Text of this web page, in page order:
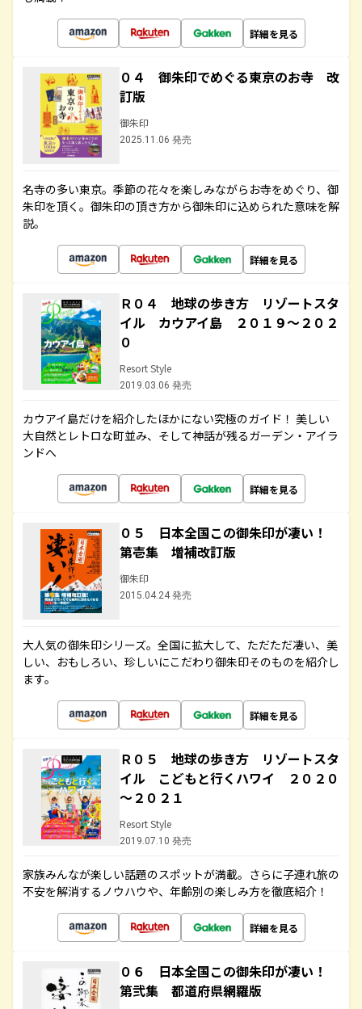
詳細を見る
０４ 御朱印でめぐる東京のお寺 改
訂版
御朱印
2025.11.06 発売
名寺の多い東京。季節の花々を楽しみながらお寺をめぐり、御
朱印を頂く。御朱印の頂き方から御朱印に込められた意味を解
説。
詳細を見る
Ｒ０４ 地球の歩き方 リゾートスタ
イル カウアイ島 ２０１９～２０２
０
Resort Style
2019.03.06 発売
カウアイ島だけを紹介したほかにない究極のガイド！ 美しい
大自然とレトロな町並み、そして神話が残るガーデン・アイラ
ンドへ
詳細を見る
０５ 日本全国この御朱印が凄い！
第壱集 増補改訂版
御朱印
2015.04.24 発売
大人気の御朱印シリーズ。全国に拡大して、ただただ凄い、美
しい、おもしろい、珍しいにこだわり御朱印そのものを紹介し
ます。
詳細を見る
Ｒ０５ 地球の歩き方 リゾートスタ
イル こどもと行くハワイ ２０２０
～２０２１
Resort Style
2019.07.10 発売
家族みんなが楽しい話題のスポットが満載。さらに子連れ旅の
不安を解消するノウハウや、年齢別の楽しみ方を徹底紹介！
詳細を見る
０６ 日本全国この御朱印が凄い！
第弐集 都道府県網羅版